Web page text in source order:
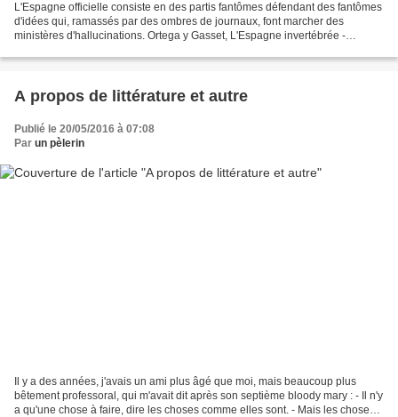
L'Espagne officielle consiste en des partis fantômes défendant des fantômes
d'idées qui, ramassés par des ombres de journaux, font marcher des
ministères d'hallucinations. Ortega y Gasset, L'Espagne invertébrée -
A propos de littérature et autre
Publié le 20/05/2016 à 07:08
Par un pèlerin
Il y a des années, j'avais un ami plus âgé que moi, mais beaucoup plus
bêtement professoral, qui m'avait dit après son septième bloody mary : - Il n'y
a qu'une chose à faire, dire les choses comme elles sont. - Mais les choses